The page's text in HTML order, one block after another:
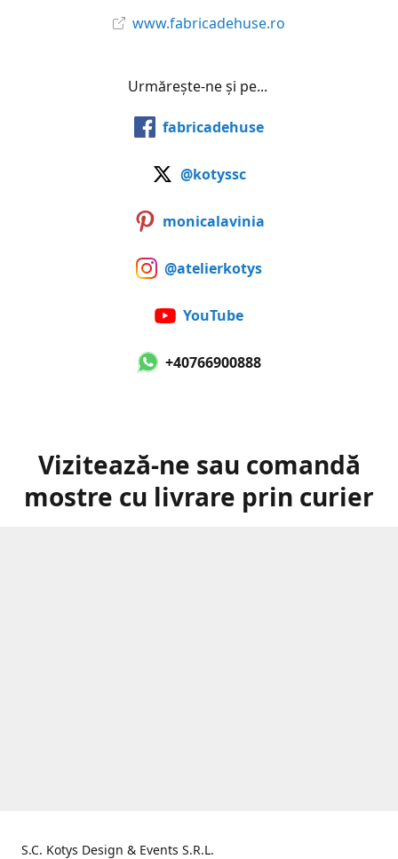
www.fabricadehuse.ro
Urmărește-ne și pe...
fabricadehuse
@kotyssc
monicalavinia
@atelierkotys
YouTube
+40766900888
Vizitează-ne sau comandă
mostre cu livrare prin curier
S.C. Kotys Design & Events S.R.L.